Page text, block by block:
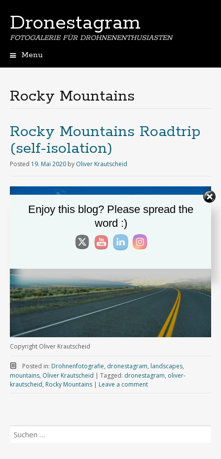
Dronestagram
FOTOGALERIE FÜR DROHNENENTHUSIASTEN
Menu
Rocky Mountains
Rocky Mountains Roadtrip
(self-isolation)
Posted 19. Mai 2020 by Oliver Krautscheid
Copyright Oliver Krautscheid
Posted in: Drohnenfotografie, dronestagram, landscapes,
mountains, Oliver Krautscheid | Tagged: dronestagram, oliver-
krautscheid, Rocky Mountains | Leave a comment
Suchen
nach:
Enjoy this blog? Please spread the
word :)